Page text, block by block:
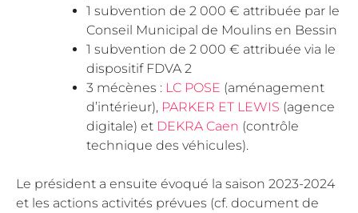
1 subvention de 2 000 € attribuée par le
Conseil Municipal de Moulins en Bessin
1 subvention de 2 000 € attribuée via le
dispositif FDVA 2
3 mécènes : LC POSE (aménagement
d’intérieur), PARKER ET LEWIS (agence
digitale) et DEKRA Caen (contrôle
technique des véhicules).
Le président a ensuite évoqué la saison 2023-2024
et les actions activités prévues (cf. document de